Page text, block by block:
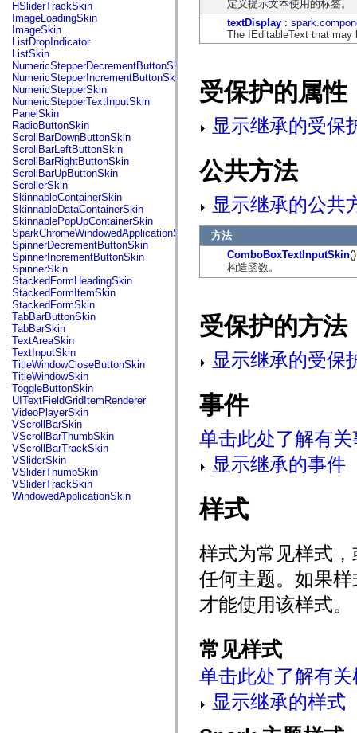
flash.net
flash.net.dns
flash.net.drm
flash.notifications
flash.permissions
flash.printing
flash.profiler
flash.sampler
flash.security
flash.sensors
flash.system
flash.text
flash.text.engine
flash.text.ime
flash.ui
flash.utils
flash.xml
flashx.textLayout
flashx.textLayout.compose
flashx.textLayout.container
flashx.textLayout.conversion
flashx.textLayout.edit
flashx.textLayout.elements
flashx.textLayout.events
flashx.textLayout.factory
flashx.textLayout.formats
flashx.textLayout.operations
flashx.textLayout.utils
flashx.undo
mx.accessibility
mx.automation
mx.automation.air
mx.automation.delegates
mx.automation.delegates.advancedDataGrid
mx.automation.delegates.charts
mx.automation.delegates.containers
mx.automation.delegates.controls
mx.automation.delegates.controls.dataGridClasses
mx.automation.delegates.controls.fileSystemClasses
mx.automation.delegates.core
mx.automation.delegates.flashflexkit
mx.automation.events
HSliderTrackSkin
ImageLoadingSkin
ImageSkin
ListDropIndicator
ListSkin
NumericStepperDecrementButtonSkin
NumericStepperIncrementButtonSkin
NumericStepperSkin
NumericStepperTextInputSkin
PanelSkin
RadioButtonSkin
ScrollBarDownButtonSkin
ScrollBarLeftButtonSkin
ScrollBarRightButtonSkin
ScrollBarUpButtonSkin
ScrollerSkin
SkinnableContainerSkin
SkinnableDataContainerSkin
SkinnablePopUpContainerSkin
SparkChromeWindowedApplicationSkin
SpinnerDecrementButtonSkin
SpinnerIncrementButtonSkin
SpinnerSkin
StackedFormHeadingSkin
StackedFormItemSkin
StackedFormSkin
TabBarButtonSkin
TabBarSkin
TextAreaSkin
TextInputSkin
TitleWindowCloseButtonSkin
TitleWindowSkin
ToggleButtonSkin
UITextFieldGridItemRenderer
VideoPlayerSkin
VScrollBarSkin
VScrollBarThumbSkin
VScrollBarTrackSkin
VSliderSkin
VSliderThumbSkin
VSliderTrackSkin
WindowedApplicationSkin
定义提示文本使用的标签。
textDisplay :
The IEditableText that
受保护的属性
显示继承的受保
公共方法
显示继承的公共
方法
ComboBoxTextInputSkin()
构造函数。
受保护的方法
显示继承的受保
事件
单击此处了解有
显示继承的事件
样式
样式为常见样式
任何主题。如果
才能使用该样式。
常见样式
单击此处了解有
显示继承的样式